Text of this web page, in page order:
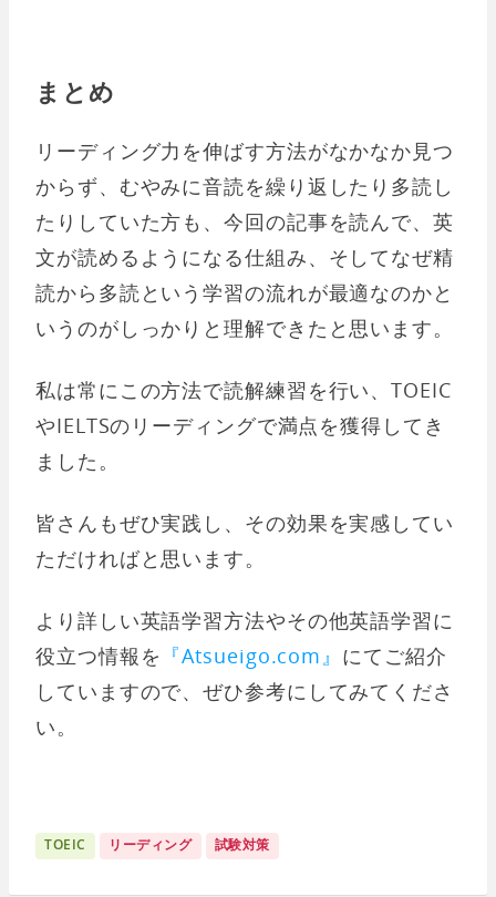
まとめ
リーディング力を伸ばす方法がなかなか見つ
からず、むやみに音読を繰り返したり多読し
たりしていた方も、今回の記事を読んで、英
文が読めるようになる仕組み、そしてなぜ精
読から多読という学習の流れが最適なのかと
いうのがしっかりと理解できたと思います。
私は常にこの方法で読解練習を行い、TOEIC
やIELTSのリーディングで満点を獲得してき
ました。
皆さんもぜひ実践し、その効果を実感してい
ただければと思います。
より詳しい英語学習方法やその他英語学習に
役立つ情報を 『Atsueigo.com』 にてご紹介
していますので、ぜひ参考にしてみてくださ
い。
TOEIC リーディング 試験対策